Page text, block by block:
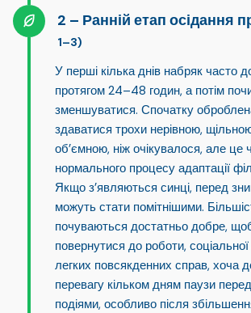
Ранній етап осідання
1–3)
У перші кілька днів набряк часто
протягом 24–48 годин, а потім
зменшуватися. Спочатку
здаватися трохи нерівною,
об’ємною, ніж очікувалося, але це
нормального процесу адаптації
Якщо з’являються синці, перед
можуть стати помітнішими.
почуваються достатньо добре,
повернутися до роботи, соціальної
легких повсякденних справ, хоча
перевагу кільком дням паузи
подіями, особливо після